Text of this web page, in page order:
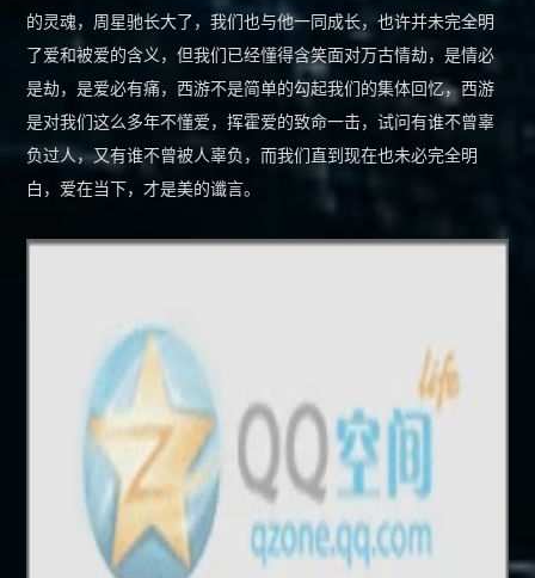
的灵魂，周星驰长大了，我们也与他一同成长，也许并未完全明
了爱和被爱的含义，但我们已经懂得含笑面对万古情劫，是情必
是劫，是爱必有痛，西游不是简单的勾起我们的集体回忆，西游
是对我们这么多年不懂爱，挥霍爱的致命一击，试问有谁不曾辜
负过人，又有谁不曾被人辜负，而我们直到现在也未必完全明
白，爱在当下，才是美的谶言。